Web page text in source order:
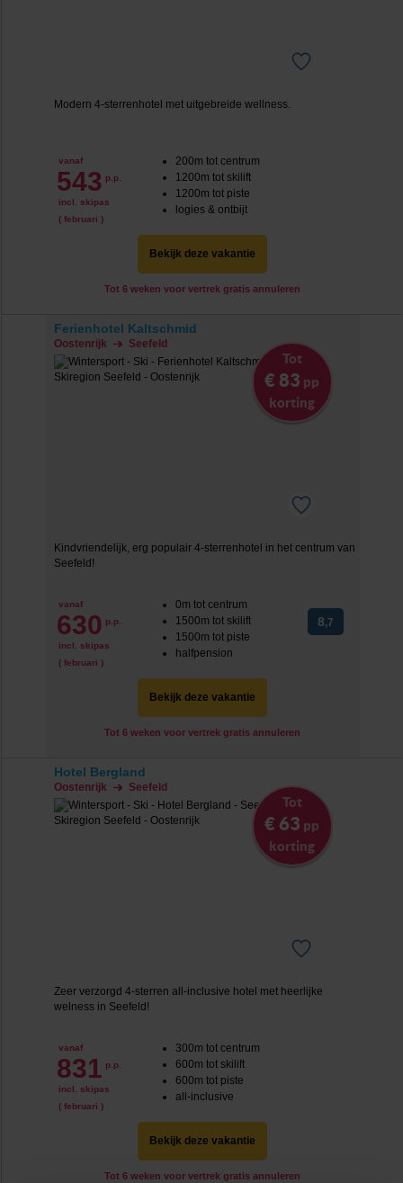
Modern 4-sterrenhotel met uitgebreide wellness.
vanaf
543 p.p.
incl. skipas
( februari )
200m tot centrum
1200m tot skilift
1200m tot piste
logies & ontbijt
Bekijk deze vakantie
Tot 6 weken voor vertrek gratis annuleren
Ferienhotel Kaltschmid
Oostenrijk Seefeld
Tot
€ 83 pp
korting
Kindvriendelijk, erg populair 4-sterrenhotel in het centrum van
Seefeld!
vanaf
630 p.p.
incl. skipas
( februari )
0m tot centrum
1500m tot skilift
1500m tot piste
halfpension
8,7
Bekijk deze vakantie
Tot 6 weken voor vertrek gratis annuleren
Hotel Bergland
Oostenrijk Seefeld
Tot
€ 63 pp
korting
Zeer verzorgd 4-sterren all-inclusive hotel met heerlijke
welness in Seefeld!
vanaf
831 p.p.
incl. skipas
( februari )
300m tot centrum
600m tot skilift
600m tot piste
all-inclusive
Bekijk deze vakantie
Tot 6 weken voor vertrek gratis annuleren